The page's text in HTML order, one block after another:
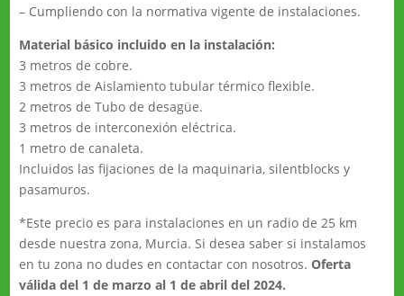
– Cumpliendo con la normativa vigente de instalaciones.
Material básico incluido en la instalación:
3 metros de cobre.
3 metros de Aislamiento tubular térmico flexible.
2 metros de Tubo de desagüe.
3 metros de interconexión eléctrica.
1 metro de canaleta.
Incluidos las fijaciones de la maquinaria, silentblocks y
pasamuros.
*Este precio es para instalaciones en un radio de 25 km
desde nuestra zona, Murcia. Si desea saber si instalamos
en tu zona no dudes en contactar con nosotros.Oferta
válida del 1 de marzo al 1 de abril del 2024.